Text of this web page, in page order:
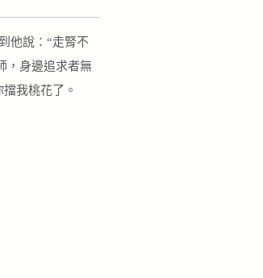
他說：“走腎不
，身邊追求者無
我桃花了。